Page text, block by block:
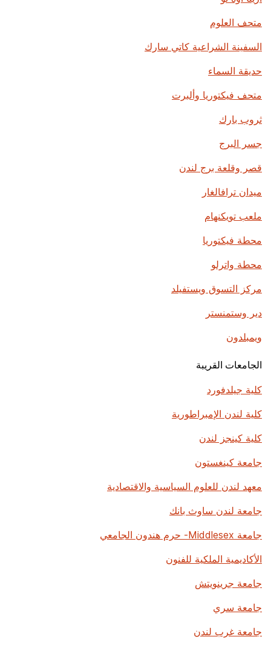
متحف العلوم
السفينة الشراعية كاتي سارك
حديقة السماء
متحف فيكتوريا وألبرت
ثروب بارك
جسر البرج
قصر وقلعة برج لندن
ميدان ترافالغار
ملعب تويكنهام
محطة فيكتوريا
محطة واترلو
مركز التسوق ويستفيلد
دير وستمنستر
ويمبلدون
الجامعات القريبة
كلية جيلدفورد
كلية لندن الإمبراطورية
كلية كينجز لندن
جامعة كينغستون
معهد لندن للعلوم السياسية والاقتصادية
جامعة لندن ساوث بانك
جامعة Middlesex- حرم هندون الجامعي
الأكاديمية الملكية للفنون
جامعة جرينويتش
جامعة سري
جامعة غرب لندن